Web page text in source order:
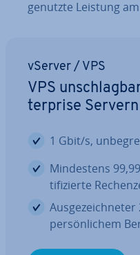
genutzte Leistung
vServer / VPS
VPS
ter­pri­se Servern
1 Gbit/s,
Min­des­tens
ti­fi­zier­te
per­sön­li­chem